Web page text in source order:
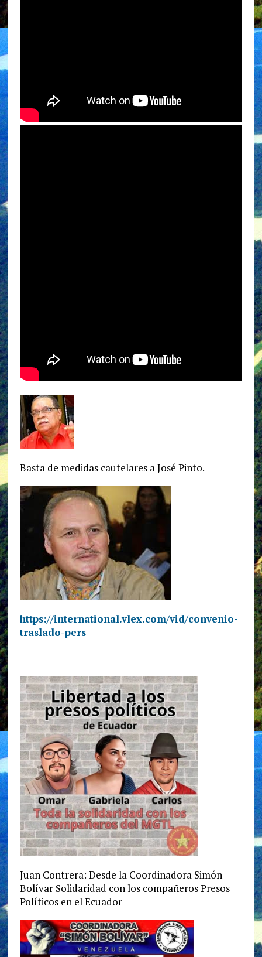
Basta de medidas cautelares a José Pinto.
https://international.vlex.com/vid/convenio-
traslado-pers
Juan Contrera: Desde la Coordinadora Simón
Bolívar Solidaridad con los compañeros Presos
Políticos en el Ecuador